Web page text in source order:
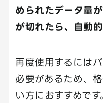
められたデータ量
が切れたら、自動
再度使用するには
必要があるため、
い方におすすめです